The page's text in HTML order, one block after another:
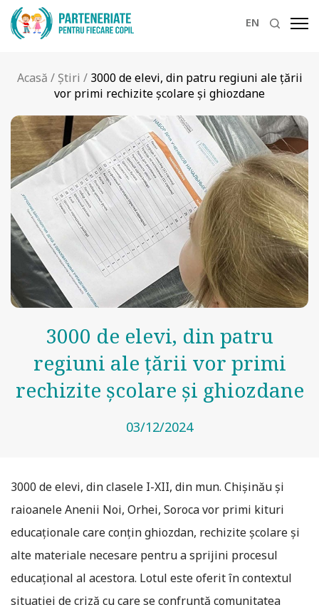
EN
Acasă / Știri / 3000 de elevi, din patru regiuni ale țării
vor primi rechizite școlare și ghiozdane
3000 de elevi, din patru
regiuni ale țării vor primi
rechizite școlare și ghiozdane
03/12/2024
3000 de elevi, din clasele I-XII, din mun. Chișinău și
raioanele Anenii Noi, Orhei, Soroca vor primi kituri
educaționale care conțin ghiozdan, rechizite școlare și
alte materiale necesare pentru a sprijini procesul
educațional al acestora. Lotul este oferit în contextul
situației de criză cu care se confruntă comunitatea